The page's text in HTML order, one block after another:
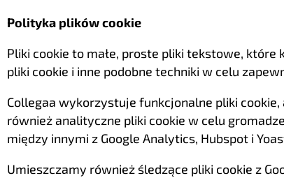
Polityka plików cookie
Pliki cookie to małe, proste pliki tekstowe,
pliki cookie i inne podobne techniki w celu
Collegaa wykorzystuje funkcjonalne pliki
również analityczne pliki cookie w celu
między innymi z Google Analytics, Hubspot i
Umieszczamy również śledzące pliki cookie z